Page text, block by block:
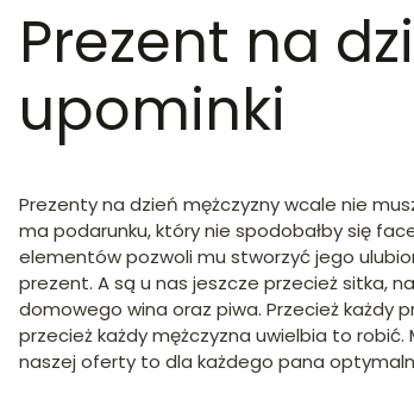
Prezent na
upominki
Prezenty na dzień mężczyzny wcale nie
ma podarunku, który nie spodobałby się
elementów pozwoli mu stworzyć jego
prezent. A są u nas jeszcze przecież sitka,
domowego wina oraz piwa. Przecież każdy
przecież każdy mężczyzna uwielbia to
naszej oferty to dla każdego pana